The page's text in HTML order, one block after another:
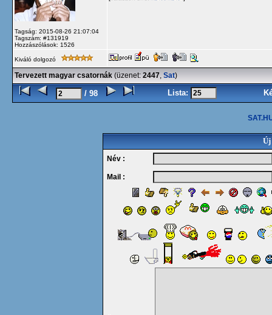
Tagság: 2015-08-26 21:07:04
Tagszám: #131919
Hozzászólások: 1526
Kiváló dolgozó
Tervezett magyar csatornák (üzenet: 2447, Sat)
/ 98 Lista:
Új
Név :
Mail :